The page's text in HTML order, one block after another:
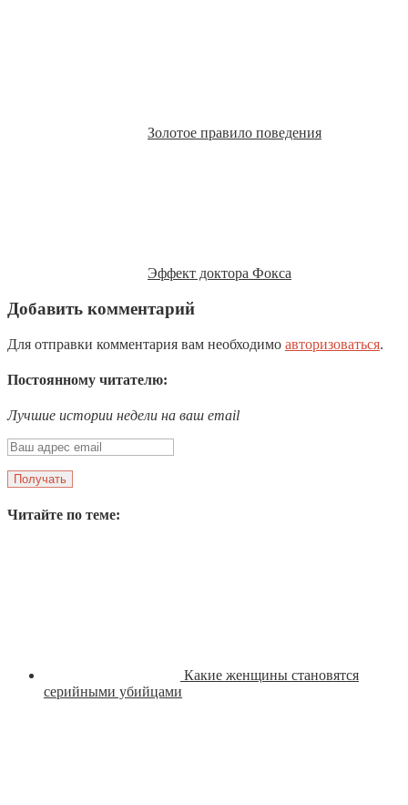
Золотое правило поведения
Эффект доктора Фокса
Добавить комментарий
Для отправки комментария вам необходимо авторизоваться.
Постоянному читателю:
Лучшие истории недели на ваш email
Читайте по теме:
Какие женщины становятся
серийными убийцами